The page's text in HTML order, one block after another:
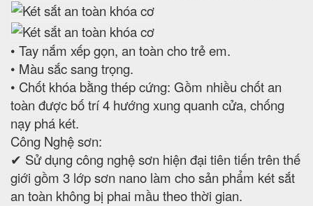
• Tay nắm xếp gọn, an toàn cho trẻ em.
• Màu sắc sang trọng.
• Chốt khóa bằng thép cứng: Gồm nhiều chốt an
toàn được bố trí 4 hướng xung quanh cửa, chống
nạy phá két.
Công Nghệ sơn:
✔ Sử dụng công nghệ sơn hiện đại tiên tiến trên thế
giới gồm 3 lớp sơn nano làm cho sản phẩm két sắt
an toàn không bị phai mầu theo thời gian.